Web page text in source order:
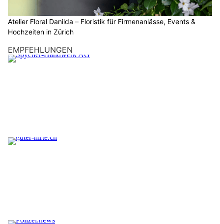
Atelier Floral Danilda – Floristik für Firmenanlässe, Events &
Hochzeiten in Zürich
EMPFEHLUNGEN